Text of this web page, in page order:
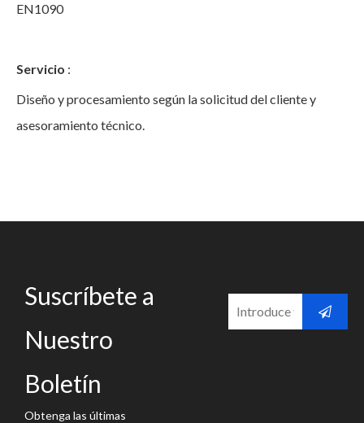
EN1090
Servicio :
Diseño y procesamiento según la solicitud del cliente y
asesoramiento técnico.
Suscríbete a
Nuestro
Boletín
Obtenga las últimas